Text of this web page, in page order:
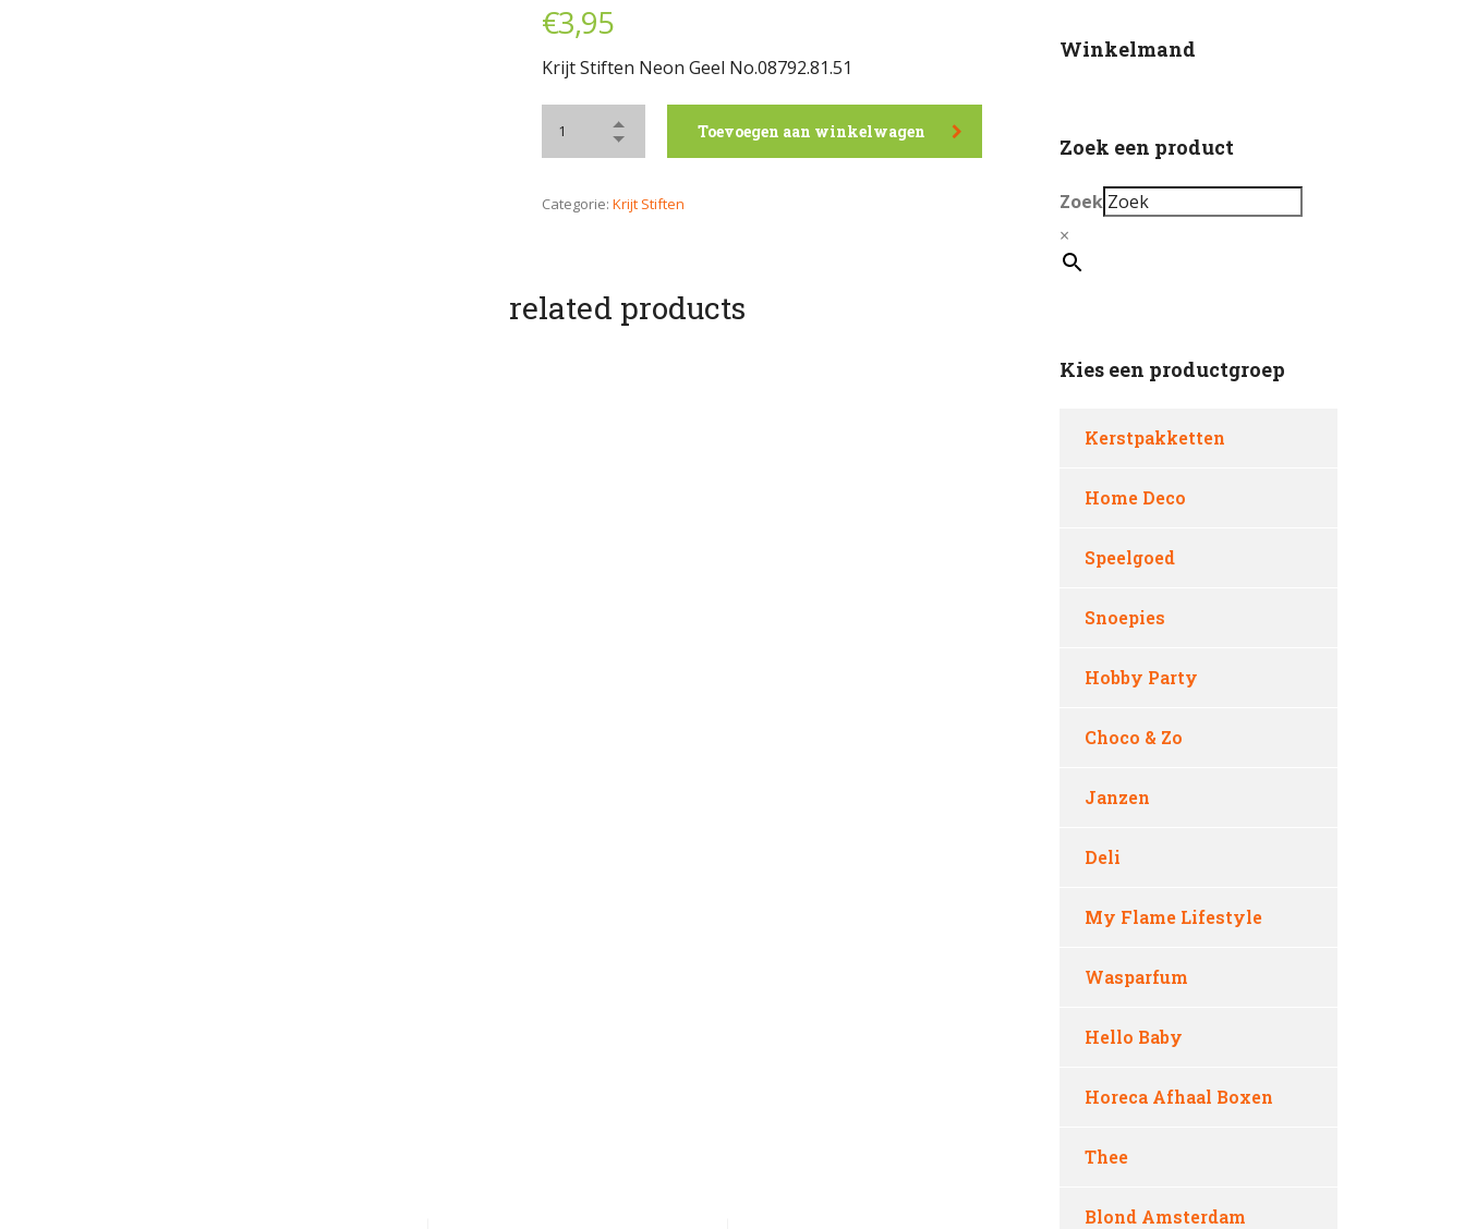
€3,95
Krijt Stiften Neon Geel No.08792.81.51
Toevoegen aan winkelwagen
Categorie: Krijt Stiften
related products
Winkelmand
Zoek een product
Zoek
×
Kies een productgroep
Kerstpakketten
Home Deco
Speelgoed
Snoepies
Hobby Party
Choco & Zo
Janzen
Deli
My Flame Lifestyle
Wasparfum
Hello Baby
Horeca Afhaal Boxen
Thee
Blond Amsterdam